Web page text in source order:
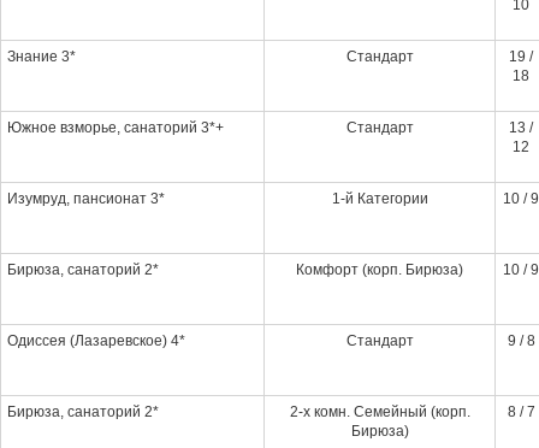
10
Знание 3* Стандарт
19 /
18
Южное взморье, санаторий 3*+ Стандарт
13 /
12
Изумруд, пансионат 3* 1-й Категории 10 / 9
Бирюза, санаторий 2* Комфорт (корп. Бирюза) 10 / 9
Одиссея (Лазаревское) 4* Стандарт 9 / 8
Бирюза, санаторий 2*
2-х комн. Семейный (корп.
Бирюза)
8 / 7